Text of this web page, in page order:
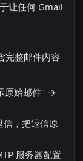
让任何 Gmail
完整邮件内容
原始邮件" →
信，把退信原
服务器配置